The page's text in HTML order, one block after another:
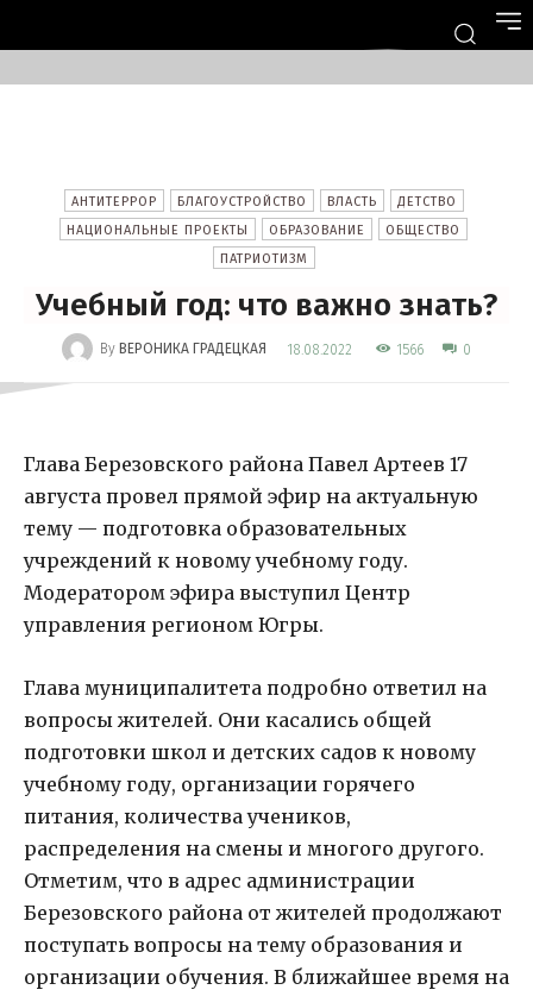
АНТИТЕРРОР БЛАГОУСТРОЙСТВО ВЛАСТЬ
ДЕТСТВО
НАЦИОНАЛЬНЫЕ ПРОЕКТЫ
ОБРАЗОВАНИЕ
ОБЩЕСТВО
ПАТРИОТИЗМ
Учебный год: что важно знать?
By ВЕРОНИКА ГРАДЕЦКАЯ 18.08.2022 1566 0
Глава Березовского района Павел Артеев 17
августа провел прямой эфир на актуальную
тему — подготовка образовательных
учреждений к новому учебному году.
Модератором эфира выступил Центр
управления регионом Югры.
Глава муниципалитета подробно ответил на
вопросы жителей. Они касались общей
подготовки школ и детских садов к новому
учебному году, организации горячего
питания, количества учеников,
распределения на смены и многого другого.
Отметим, что в адрес администрации
Березовского района от жителей продолжают
поступать вопросы на тему образования и
организации обучения. В ближайшее время на